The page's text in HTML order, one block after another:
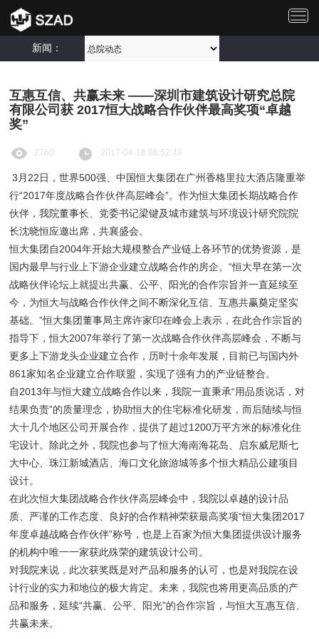
切
航
新闻：
互惠互信、共赢未来 ——深圳市建筑设计研究总院
有限公司获 2017恒大战略合作伙伴最高奖项“卓越
奖”
2760 2017-04-18 08:52:49
3 月 22日，世界500强、中国恒大集团在广州香格里拉大酒店隆重举
行“2017年度战略合作伙伴高层峰会”。作为恒大集团长期战略合作
伙伴，我院董事长、党委书记梁键及城市建筑与环境设计研究院院
长沈晓恒应邀出席，共襄盛会。
恒大集团自2004年开始大规模整合产业链上各环节的优势资源，是
国内最早与行业上下游企业建立战略合作的房企。“恒大早在第一次
战略伙伴论坛上就提出共赢、公平、阳光的合作宗旨并一直延续至
今，为恒大与战略合作伙伴之间不断深化互信、互惠共赢奠定坚实
基础。”恒大集团董事局主席许家印在峰会上表示，在此合作宗旨的
指导下，恒大2007年举行了第一次战略合作伙伴高层峰会，不断与
更多上下游龙头企业建立合作，历时十余年发展，目前已与国内外
861家知名企业建立合作联盟，实现了强有力的产业链整合。
自2013年与恒大建立战略合作以来，我院一直秉承“用品质说话，对
结果负责”的质量理念，协助恒大的住宅标准化研发，而后陆续与恒
大十几个地区公司开展合作，提供了超过1200万平方米的标准化住
宅设计。除此之外，我院也参与了恒大海南海花岛、启东威尼斯七
大中心、珠江新城酒店、海口文化旅游城等多个恒大精品公建项目
设计。
在此次恒大集团战略合作伙伴高层峰会中，我院以卓越的设计品
质、严谨的工作态度、良好的合作精神荣获最高奖项“恒大集团2017
年度卓越战略合作伙伴”称号，也是上百家为恒大集团提供设计服务
的机构中唯一一家获此殊荣的建筑设计公司。
对我院来说，此次获奖既是对产品和服务的认可，也是对我院在设
计行业的实力和地位的极大肯定。未来，我院也将用更高品质的产
品和服务，延续“共赢、公平、阳光”的合作宗旨，与恒大互惠互信、
共赢未来。